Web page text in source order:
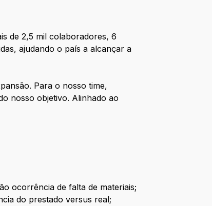
de 2,5 mil colaboradores, 6
ajudando o país a alcançar a
Para o nosso time,
nosso objetivo. Alinhado ao
ocorrência de falta de materiais;
do prestado versus real;